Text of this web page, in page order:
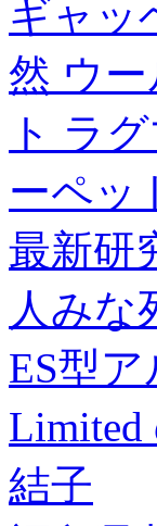
ギャッ
然 ウ
ト ラ
ーペッ
最新研
人みな
ES型
Limited
結子